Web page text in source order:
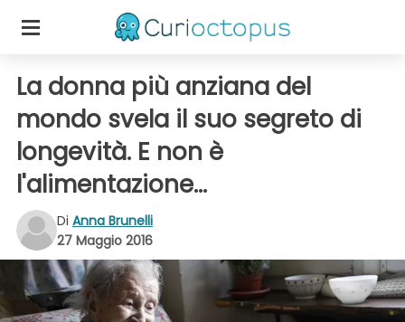
La donna più anziana del
mondo svela il suo segreto di
longevità. E non è
l'alimentazione...
Di Anna Brunelli
27 Maggio 2016